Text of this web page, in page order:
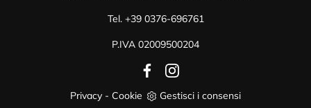
Tel. +39 0376-696761
P.IVA 02009500204
Privacy - Cookie Gestisci i consensi